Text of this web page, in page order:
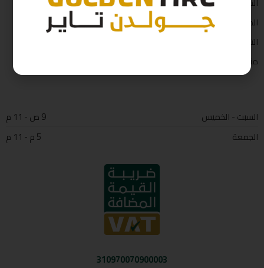
الضمان
التواصل
متجر الثابت للاطارات
السبت - الخميس
9 ص - 11 م
الجمعة
5 م - 11 م
310970070900003